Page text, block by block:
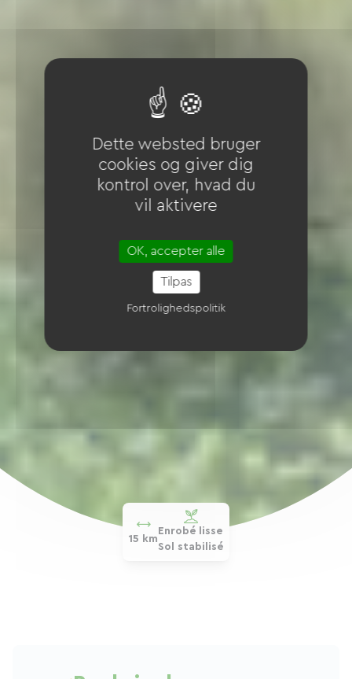
15 km
Enrobé lisse
Sol stabilisé
Dette websted bruger
cookies og giver dig
kontrol over, hvad du
vil aktivere
OK, accepter alle
Tilpas
Fortrolighedspolitik